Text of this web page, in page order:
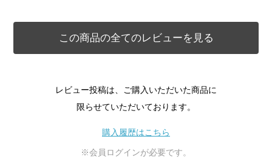
この商品の全てのレビューを見る
レビュー投稿は、ご購入いただいた商品に
限らせていただいております。
購入履歴はこちら
※会員ログインが必要です。